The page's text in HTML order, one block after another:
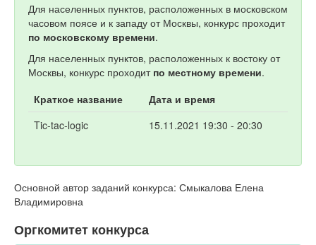
Для населенных пунктов, расположенных в московском
часовом поясе и к западу от Москвы, конкурс проходит
по московскому времени.
Для населенных пунктов, расположенных к востоку от
Москвы, конкурс проходит по местному времени.
Краткое название
Дата и время
Tic-tac-logic
15.11.2021 19:30 - 20:30
Основной автор заданий конкурса: Смыкалова Елена
Владимировна
Оргкомитет конкурса